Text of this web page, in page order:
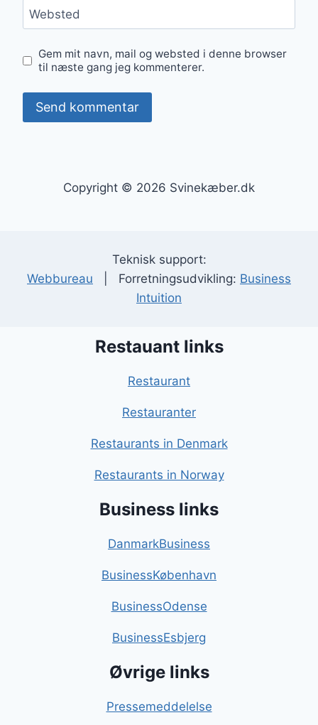
Websted
Gem mit navn, mail og websted i denne browser
til næste gang jeg kommenterer.
Copyright © 2026 Svinekæber.dk
Teknisk support:
Webbureau | Forretningsudvikling: Business
Intuition
Restauant links
Restaurant
Restauranter
Restaurants in Denmark
Restaurants in Norway
Business links
DanmarkBusiness
BusinessKøbenhavn
BusinessOdense
BusinessEsbjerg
Øvrige links
Pressemeddelelse